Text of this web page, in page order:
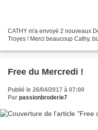
CATHY m'a envoyé 2 nouveaux
Troyes ! Merci beaucoup Cathy,
Free du Mercredi !
Publié le 26/04/2017 à 07:00
Par passionbroderie7